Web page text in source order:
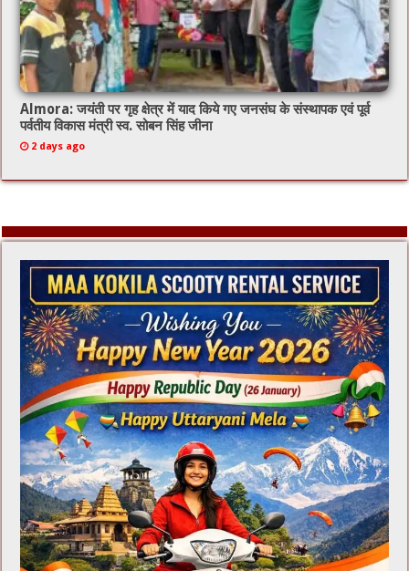
Almora: जयंती पर गृह क्षेत्र में याद किये गए जनसंघ के संस्थापक एवं पूर्व
पर्वतीय विकास मंत्री स्व. सोबन सिंह जीना
2 days ago